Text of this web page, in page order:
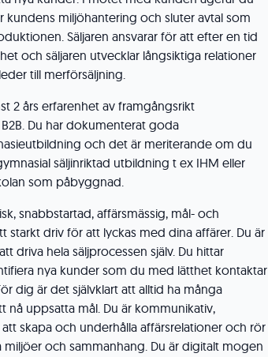
kundens miljöhantering och sluter avtal som
Säljaren ansvarar för att efter en tid
och säljaren utvecklar långsiktiga relationer
till merförsäljning.
2 års erfarenhet av framgångsrikt
Du har dokumenterat goda
och det är meriterande om du
säljinriktad utbildning t ex IHM eller
som påbyggnad.
snabbstartad, affärsmässig, mål- och
starkt driv för att lyckas med dina affärer. Du är
driva hela säljprocessen själv. Du hittar
nya kunder som du med lätthet kontaktar
dig är det självklart att alltid ha många
nå uppsatta mål. Du är kommunikativ,
skapa och underhålla affärsrelationer och rör
och sammanhang. Du är digitalt mogen